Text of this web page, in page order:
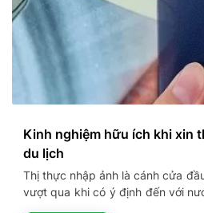
Kinh nghiệm hữu ích khi xin
du lịch
Thị thực nhập ảnh là cánh cửa
vượt qua khi có ý định đến với